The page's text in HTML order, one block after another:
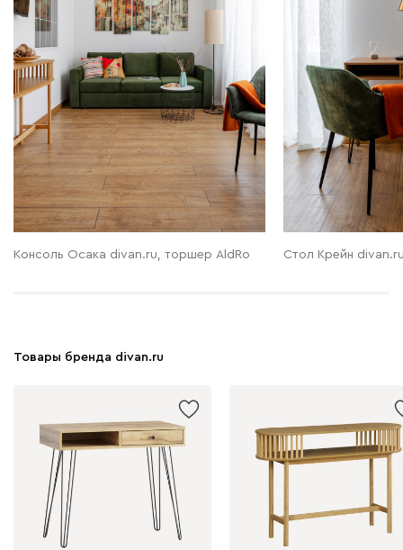
Консоль Осака divan.ru, торшер AldRo Стол Крейн
Товары бренда divan.ru